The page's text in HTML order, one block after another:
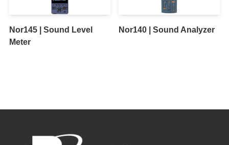
Nor145 | Sound Level
Meter
Nor140 | Sound Analyzer